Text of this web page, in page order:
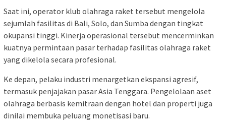
Saat ini, operator klub olahraga raket tersebut mengelola
sejumlah fasilitas di Bali, Solo, dan Sumba dengan tingkat
okupansi tinggi. Kinerja operasional tersebut mencerminkan
kuatnya permintaan pasar terhadap fasilitas olahraga raket
yang dikelola secara profesional.
Ke depan, pelaku industri menargetkan ekspansi agresif,
termasuk penjajakan pasar Asia Tenggara. Pengelolaan aset
olahraga berbasis kemitraan dengan hotel dan properti juga
dinilai membuka peluang monetisasi baru.